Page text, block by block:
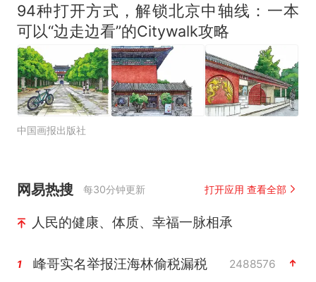
94种打开方式，解锁北京中轴线：一本
可以“边走边看”的Citywalk攻略
中国画报出版社
网易热搜 每30分钟更新 打开应用 查看全部
人民的健康、体质、幸福一脉相承
1 峰哥实名举报汪海林偷税漏税 2488576